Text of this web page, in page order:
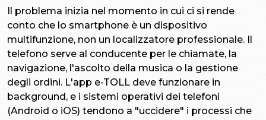
Il problema inizia nel momento in cui ci si rende
conto che lo smartphone è un dispositivo
multifunzione, non un localizzatore professionale. Il
telefono serve al conducente per le chiamate, la
navigazione, l'ascolto della musica o la gestione
degli ordini. L'app e-TOLL deve funzionare in
background, e i sistemi operativi dei telefoni
(Android o iOS) tendono a "uccidere" i processi che